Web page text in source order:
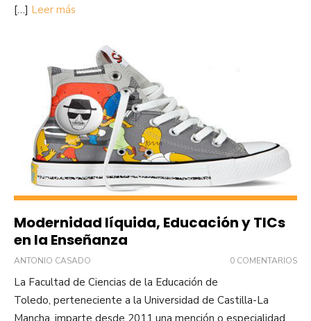
[…] Leer más
Modernidad líquida, Educación y TICs
en la Enseñanza
ANTONIO CASADO 0 COMENTARIOS
La Facultad de Ciencias de la Educación de
Toledo, perteneciente a la Universidad de Castilla-La
Mancha, imparte desde 2011 una mención o especialidad